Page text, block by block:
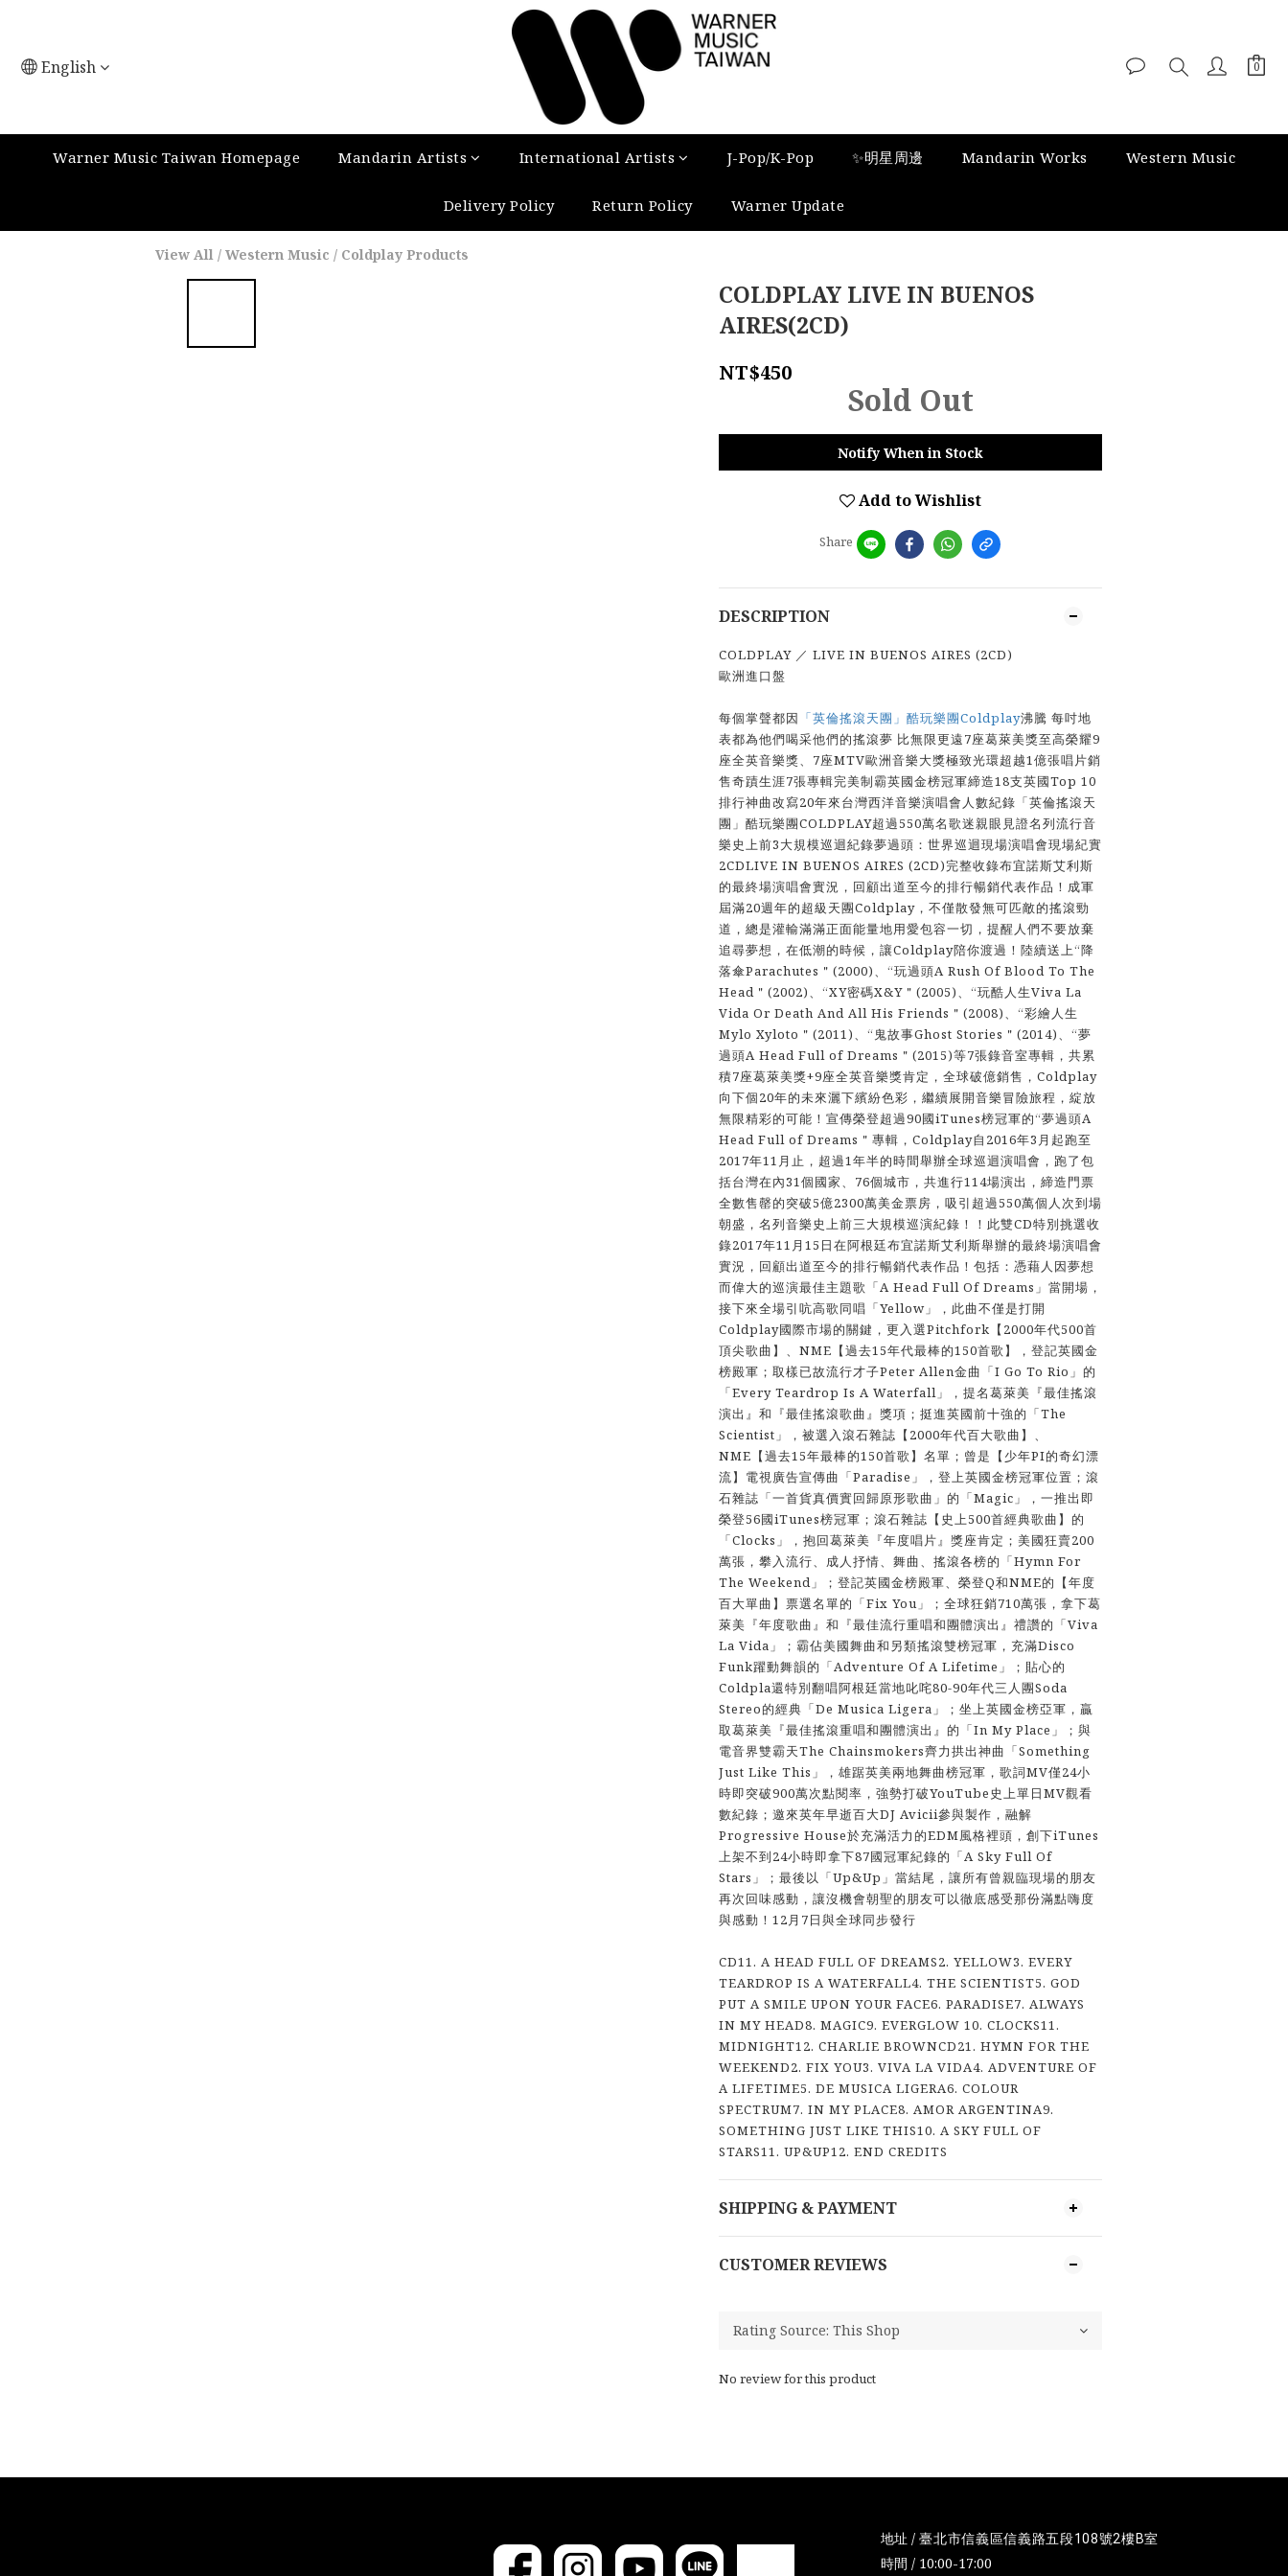
English
Warner Music Taiwan Homepage Mandarin Artists International Artists J-Pop/K-Pop ✨明星周邊 Mandarin Works Western Music
Delivery Policy Return Policy Warner Update
View All / Western Music / Coldplay Products
COLDPLAY LIVE IN BUENOS
AIRES(2CD)
NT$450
Sold Out
Notify When in Stock
Add to Wishlist
Share
DESCRIPTION
COLDPLAY ／ LIVE IN BUENOS AIRES (2CD)
歐洲進口盤
每個掌聲都因 「英倫搖滾天團」酷玩樂團Coldplay沸騰 每吋地
表都為他們喝采他們的搖滾夢 比無限更遠7座葛萊美獎至高榮耀9
座全英音樂獎、7座MTV歐洲音樂大獎極致光環超越1億張唱片銷
售奇蹟生涯7張專輯完美制霸英國金榜冠軍締造18支英國Top 10
排行神曲改寫20年來台灣西洋音樂演唱會人數紀錄「英倫搖滾天
團」酷玩樂團COLDPLAY超過550萬名歌迷親眼見證名列流行音
樂史上前3大規模巡迴紀錄夢過頭：世界巡迴現場演唱會現場紀實
2CDLIVE IN BUENOS AIRES (2CD)完整收錄布宜諾斯艾利斯
的最終場演唱會實況，回顧出道至今的排行暢銷代表作品！成軍
屆滿20週年的超級天團Coldplay，不僅散發無可匹敵的搖滾勁
道，總是灌輸滿滿正面能量地用愛包容一切，提醒人們不要放棄
追尋夢想，在低潮的時候，讓Coldplay陪你渡過！陸續送上“降
落傘Parachutes＂(2000)、“玩過頭A Rush Of Blood To The
Head＂(2002)、“XY密碼X&Y＂(2005)、“玩酷人生Viva La
Vida Or Death And All His Friends＂(2008)、“彩繪人生
Mylo Xyloto＂(2011)、“鬼故事Ghost Stories＂(2014)、“夢
過頭A Head Full of Dreams＂(2015)等7張錄音室專輯，共累
積7座葛萊美獎+9座全英音樂獎肯定，全球破億銷售，Coldplay
向下個20年的未來灑下繽紛色彩，繼續展開音樂冒險旅程，綻放
無限精彩的可能！宣傳榮登超過90國iTunes榜冠軍的“夢過頭A
Head Full of Dreams＂專輯，Coldplay自2016年3月起跑至
2017年11月止，超過1年半的時間舉辦全球巡迴演唱會，跑了包
括台灣在內31個國家、76個城市，共進行114場演出，締造門票
全數售罄的突破5億2300萬美金票房，吸引超過550萬個人次到場
朝盛，名列音樂史上前三大規模巡演紀錄！！此雙CD特別挑選收
錄2017年11月15日在阿根廷布宜諾斯艾利斯舉辦的最終場演唱會
實況，回顧出道至今的排行暢銷代表作品！包括：憑藉人因夢想
而偉大的巡演最佳主題歌「A Head Full Of Dreams」當開場，
接下來全場引吭高歌同唱「Yellow」，此曲不僅是打開
Coldplay國際市場的關鍵，更入選Pitchfork【2000年代500首
頂尖歌曲】、NME【過去15年代最棒的150首歌】，登記英國金
榜殿軍；取樣已故流行才子Peter Allen金曲「I Go To Rio」的
「Every Teardrop Is A Waterfall」，提名葛萊美『最佳搖滾
演出』和『最佳搖滾歌曲』獎項；挺進英國前十強的「The
Scientist」，被選入滾石雜誌【2000年代百大歌曲】、
NME【過去15年最棒的150首歌】名單；曾是【少年PI的奇幻漂
流】電視廣告宣傳曲「Paradise」，登上英國金榜冠軍位置；滾
石雜誌「一首貨真價實回歸原形歌曲」的「Magic」，一推出即
榮登56國iTunes榜冠軍；滾石雜誌【史上500首經典歌曲】的
「Clocks」，抱回葛萊美『年度唱片』獎座肯定；美國狂賣200
萬張，攀入流行、成人抒情、舞曲、搖滾各榜的「Hymn For
The Weekend」；登記英國金榜殿軍、榮登Q和NME的【年度
百大單曲】票選名單的「Fix You」；全球狂銷710萬張，拿下葛
萊美『年度歌曲』和『最佳流行重唱和團體演出』禮讚的「Viva
La Vida」；霸佔美國舞曲和另類搖滾雙榜冠軍，充滿Disco
Funk躍動舞韻的「Adventure Of A Lifetime」；貼心的
Coldpla還特別翻唱阿根廷當地叱咤80-90年代三人團Soda
Stereo的經典「De Musica Ligera」；坐上英國金榜亞軍，贏
取葛萊美『最佳搖滾重唱和團體演出』的「In My Place」；與
電音界雙霸天The Chainsmokers齊力拱出神曲「Something
Just Like This」，雄踞英美兩地舞曲榜冠軍，歌詞MV僅24小
時即突破900萬次點閱率，強勢打破YouTube史上單日MV觀看
數紀錄；邀來英年早逝百大DJ Avicii參與製作，融解
Progressive House於充滿活力的EDM風格裡頭，創下iTunes
上架不到24小時即拿下87國冠軍紀錄的「A Sky Full Of
Stars」；最後以「Up&Up」當結尾，讓所有曾親臨現場的朋友
再次回味感動，讓沒機會朝聖的朋友可以徹底感受那份滿點嗨度
與感動！12月7日與全球同步發行
CD11. A HEAD FULL OF DREAMS2. YELLOW3. EVERY
TEARDROP IS A WATERFALL4. THE SCIENTIST5. GOD
PUT A SMILE UPON YOUR FACE6. PARADISE7. ALWAYS
IN MY HEAD8. MAGIC9. EVERGLOW 10. CLOCKS11.
MIDNIGHT12. CHARLIE BROWNCD21. HYMN FOR THE
WEEKEND2. FIX YOU3. VIVA LA VIDA4. ADVENTURE OF
A LIFETIME5. DE MUSICA LIGERA6. COLOUR
SPECTRUM7. IN MY PLACE8. AMOR ARGENTINA9.
SOMETHING JUST LIKE THIS10. A SKY FULL OF
STARS11. UP&UP12. END CREDITS
SHIPPING & PAYMENT
CUSTOMER REVIEWS
No review for this product
地址 /臺北市信義區信義路五段108號2樓B室
時間 / 10:00-17:00